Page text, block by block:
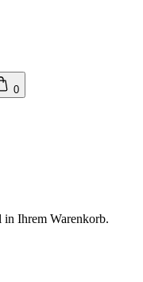
0
in Ihrem Warenkorb.